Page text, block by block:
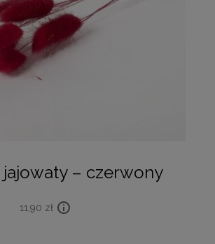
jajowaty – czerwony
11,90 zł